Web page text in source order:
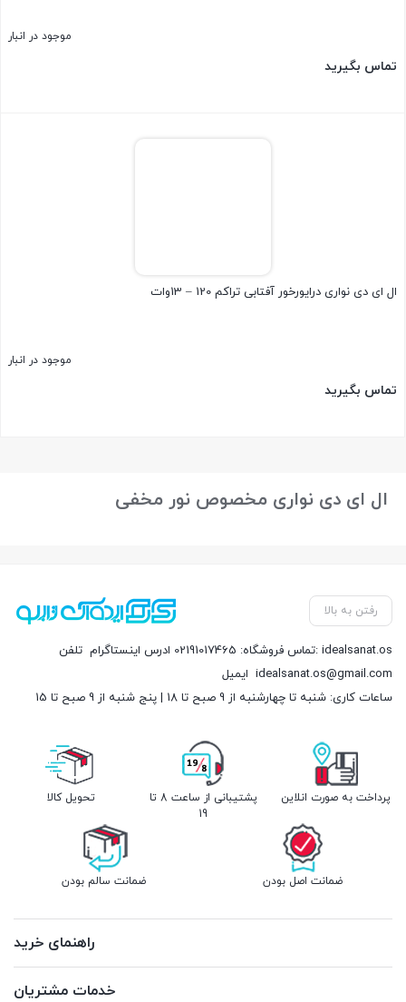
موجود در انبار
تماس بگیرید
ال ای دی نواری درایورخور آفتابی تراکم 120 – 13وات
موجود در انبار
تماس بگیرید
ال ای دی نواری مخصوص نور مخفی
رفتن به بالا
تماس فروشگاه: 02191017465 ادرس اینستاگرام: idealsanat.os
idealsanat.os@gmail.com
ساعات کاری: شنبه تا چهارشنبه از 9 صبح تا 18 | پنج شنبه از 9 صبح تا 15
تحویل کالا
پشتیبانی از ساعت 8 تا
19
پرداخت به صورت انلاین
ضمانت سالم بودن ضمانت اصل بودن
راهنمای خرید
خدمات مشتریان